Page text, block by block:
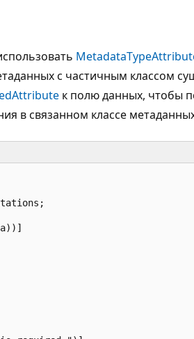
с частичным классом
к полю данных, чтобы
в связанном классе